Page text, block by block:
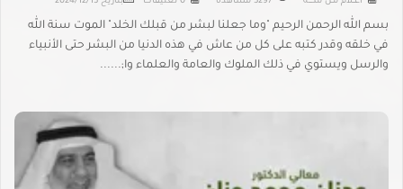
بسم الله الرحمن الرحيم "وما جعلنا لبشر من قبلك الخلد" الموت سنة الله
في خلقه وقدر كتبه على كل من عاش في هذه الدنيا من البشر حتى الأنبياء
والرسل ويستوي في ذلك الملوك والعامة والعلماء وا;......